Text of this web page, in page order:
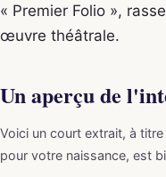
« Premier Folio »,
œuvre théâtrale.
Un aperçu de
Voici un court extrait, à
pour votre naissance, est